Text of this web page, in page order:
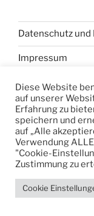
Datenschutz und
Impressum
Diese Website
auf unserer
Erfahrung zu
speichern und
auf „Alle
Verwendung
"Cookie-
Zustimmung zu
Cookie